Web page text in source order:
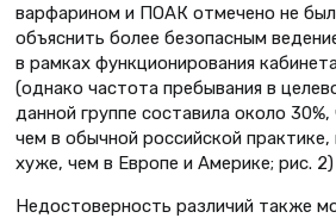
варфарином и ПОАК отмечено не
объяснить более безопасным
в рамках функционирования
(однако частота пребывания в
данной группе составила около
чем в обычной российской практике,
хуже, чем в Европе и Америке; рис.
Недостоверность различий также